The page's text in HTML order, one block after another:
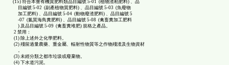
(15) 符合本會有機質肥料類品目編號 5-01 (植物渣粕肥料) 、品
目編號 5-02 (副產植物質肥料) 、品目編號 5-03 (魚廢物
加工肥料) 、品目編號 5-04 (動物廢渣肥料) 、品目編號 5
-07 (氮質海鳥糞肥料) 、品目編號 5-08 (禽畜糞加工肥料
) 及品目編號 5-09 (禽畜糞堆肥) 規格之產品。
2 禁用：
(1) 除上述外之化學肥料。
(2) 殘留過量農藥、重金屬、輻射性物質等之作物殘渣及生物資材
。
(3) 未經分類之都市垃圾或廢棄物。
(4) 下水道污泥。